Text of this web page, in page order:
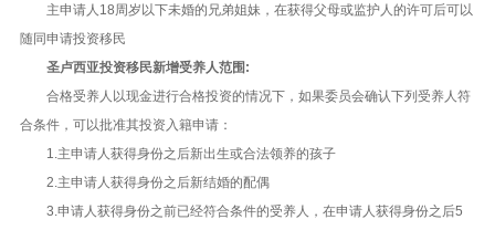
主申请人18周岁以下未婚的兄弟姐妹，在获得父母或监护人的许可后可以
随同申请投资移民
圣卢西亚投资移民新增受养人范围:
合格受养人以现金进行合格投资的情况下，如果委员会确认下列受养人符
合条件，可以批准其投资入籍申请：
1.主申请人获得身份之后新出生或合法领养的孩子
2.主申请人获得身份之后新结婚的配偶
3.申请人获得身份之前已经符合条件的受养人，在申请人获得身份之后5